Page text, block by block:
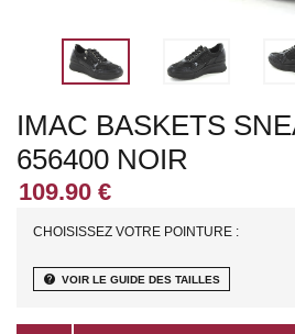
IMAC BASKETS
656400 NOIR
CHOISISSEZ VOTRE POINTURE :
help VOIR LE GUIDE DES TAILLES